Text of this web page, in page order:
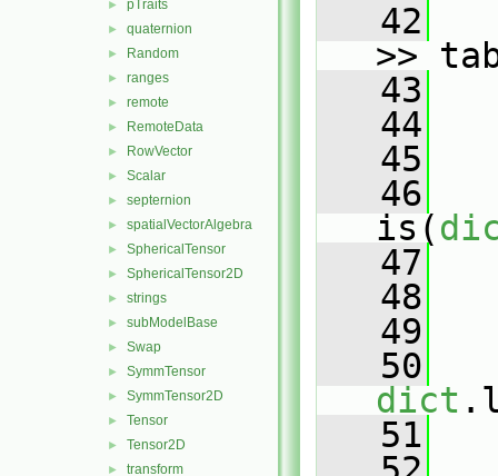
► pTraits
► quaternion
► Random
► ranges
► remote
► RemoteData
► RowVector
► Scalar
► septernion
► spatialVectorAlgebra
► SphericalTensor
► SphericalTensor2D
► strings
► subModelBase
► Swap
► SymmTensor
► SymmTensor2D
► Tensor
► Tensor2D
► transform
   42
>>
   43
   44
   45
   46
is(
   47
   48
   49
   50
dict
   51